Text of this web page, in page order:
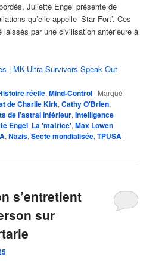
Juliette Engel présente de
qu’elle appelle ‘Star Fort’. Ces
laissés par une civilisation antérieure à
| MK-Ultra Survivors Speak Out
réelle,Mind-Control | Marqué
de Charlie Kirk,Cathy O'Brien,
de l'astral inférieur,Intelligence
Engel, La 'matrice',Max Lowen,
,Nazis,Secte mondialisée,TPUSA |
s’entretient
sur